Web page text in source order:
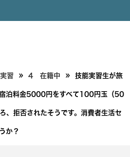
習 » 4 在籍中 » 技能実習生が旅
宿泊料金5000円をすべて100円玉（50
、拒否されたそうです。消費者生活セ
か？